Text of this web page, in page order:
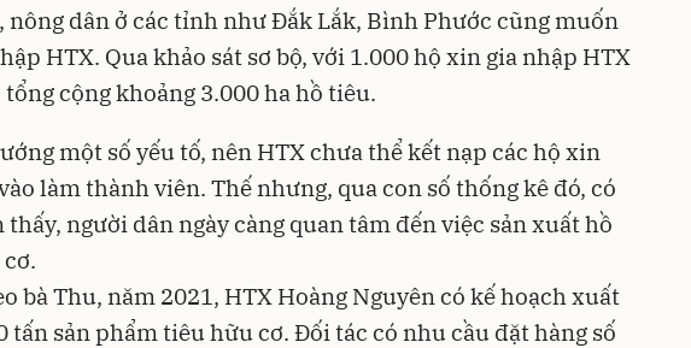
nông dân ở các tỉnh như Đắk Lắk, Bình Phước cũng muốn
HTX. Qua khảo sát sơ bộ, với 1.000 hộ xin gia nhập HTX
cộng khoảng 3.000 ha hồ tiêu.
một số yếu tố, nên HTX chưa thể kết nạp các hộ xin
làm thành viên. Thế nhưng, qua con số thống kê đó, có
thấy, người dân ngày càng quan tâm đến việc sản xuất hồ
bà Thu, năm 2021, HTX Hoàng Nguyên có kế hoạch xuất
tấn sản phẩm tiêu hữu cơ. Đối tác có nhu cầu đặt hàng số